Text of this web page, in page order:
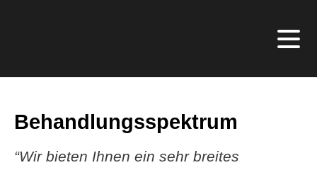
Behandlungsspektrum
“Wir bieten Ihnen ein sehr breites